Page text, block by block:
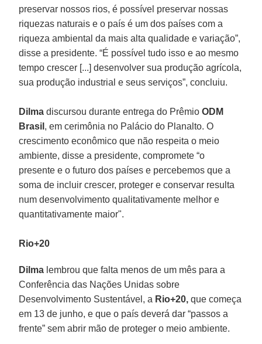
preservar nossos rios, é possível preservar nossas
riquezas naturais e o país é um dos países com a
riqueza ambiental da mais alta qualidade e variação”,
disse a presidente. “É possível tudo isso e ao mesmo
tempo crescer [...] desenvolver sua produção agrícola,
sua produção industrial e seus serviços”, concluiu.
Dilmadiscursou durante entrega do PrêmioODM
Brasil , em cerimônia no Palácio do Planalto. O
crescimento econômico que não respeita o meio
ambiente, disse a presidente, compromete “o
presente e o futuro dos países e percebemos que a
soma de incluir crescer, proteger e conservar resulta
num desenvolvimento qualitativamente melhor e
quantitativamente maior".
Rio+20
Dilma lembrou que falta menos de um mês para a
Conferência das Nações Unidas sobre
Desenvolvimento Sustentável, a Rio+20, que começa
em 13 de junho, e que o país deverá dar “passos a
frente” sem abrir mão de proteger o meio ambiente.